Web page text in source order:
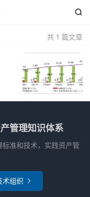

共 1 篇文章
管理知识体系
准和技术，实践资产管
术组织 